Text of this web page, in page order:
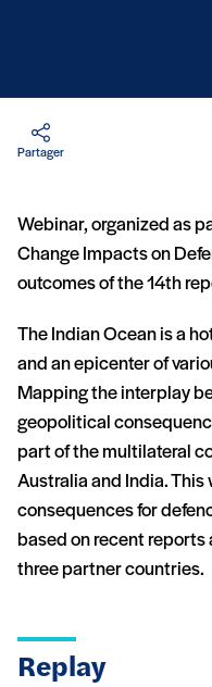
Partager
Webinar, organized as
Change Impacts on
outcomes of the 14th
The Indian Ocean is a
and an epicenter of
Mapping the interplay
geopolitical
part of the multilateral
Australia and India. This
consequences for
based on recent reports
three partner countries.
Replay